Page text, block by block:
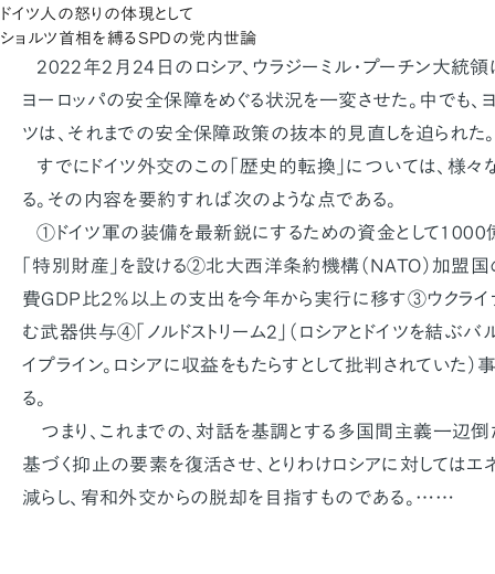
ドイツ人の怒りの体現として
ショルツ首相を縛るSPDの党内世論
2022年2月24日のロシア、ウラジーミル・プーチン大統領
ヨーロッパの安全保障をめぐる状況を一変させた。中でも、
ツは、それまでの安全保障政策の抜本的見直しを迫られた。
すでにドイツ外交のこの「歴史的転換」については、様々
る。その内容を要約すれば次のような点である。
①ドイツ軍の装備を最新鋭にするための資金として1000
「特別財産」を設ける②北大西洋条約機構（NATO）加盟
費GDP比２％以上の支出を今年から実行に移す③ウクラ
む武器供与④「ノルドストリーム2」（ロシアとドイツを結ぶ
イプライン。ロシアに収益をもたらすとして批判されてい
る。
つまり、これまでの、対話を基調とする多国間主義一辺
基づく抑止の要素を復活させ、とりわけロシアに対しては
減らし、宥和外交からの脱却を目指すものである。……